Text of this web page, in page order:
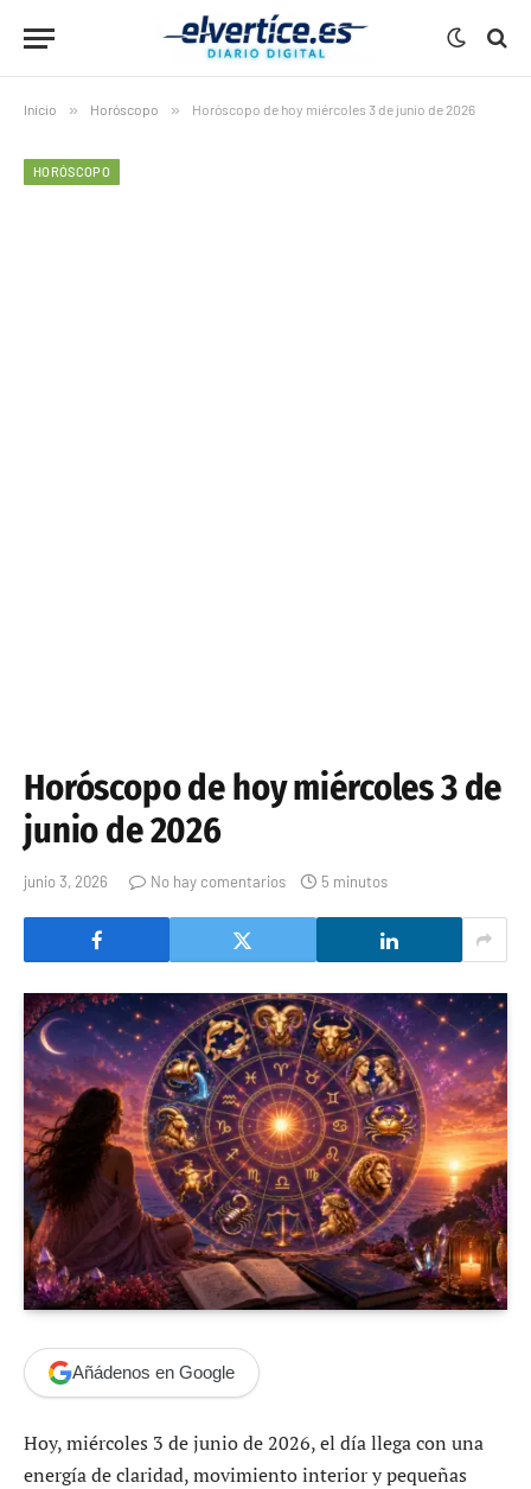
Inicio » Horóscopo » Horóscopo de hoy miércoles 3 de junio de 2026
HORÓSCOPO
Horóscopo de hoy miércoles 3 de
junio de 2026
junio 3, 2026 No hay comentarios 5 minutos
Añádenos en Google
Hoy, miércoles 3 de junio de 2026, el día llega con una
energía de claridad, movimiento interior y pequeñas